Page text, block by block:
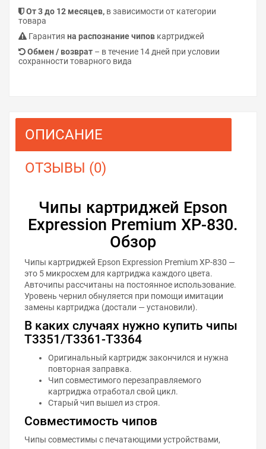
От 3 до 12 месяцев, в зависимости от категории
товара
Гарантия на распознание чипов картриджей
Обмен / возврат – в течение 14 дней при условии
сохранности товарного вида
ОПИСАНИЕ
ОТЗЫВЫ (0)
Чипы картриджей Epson
Expression Premium XP-830.
Обзор
Чипы картриджей Epson Expression Premium XP-830 —
это 5 микросхем для картриджа каждого цвета.
Авточипы рассчитаны на постоянное использование.
Уровень чернил обнуляется при помощи имитации
замены картриджа (достали — установили).
В каких случаях нужно купить чипы
T3351/T3361-T3364
Оригинальный картридж закончился и нужна
повторная заправка.
Чип совместимого перезаправляемого
картриджа отработал свой цикл.
Старый чип вышел из строя.
Совместимость чипов
Чипы совместимы с печатающими устройствами,